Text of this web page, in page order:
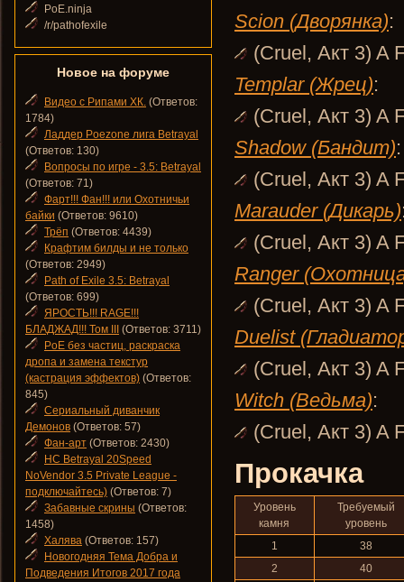
Scion (Дворянка):
(Cruel, Акт 3) A
Templar (Жрец):
(Cruel, Акт 3) A
Shadow (Бандит):
(Cruel, Акт 3) A
Marauder (Дикарь)
(Cruel, Акт 3) A
Ranger
(Cruel, Акт 3) A
Duelist
(Cruel, Акт 3) A
Witch (Ведьма):
(Cruel, Акт 3) A
Прокачка
Уровень
камня
Требуемый
уровень
1
38
2
40
PoE.ninja
/r/pathofexile
Новое на форуме
Видео с Рипами ХК. (Ответов:
1784)
Ладдер Poezone лига Betrayal
(Ответов: 130)
Вопросы по игре - 3.5: Betrayal
(Ответов: 71)
Фарт!!! Фан!!! или Охотничьи
байки (Ответов: 9610)
Трёп (Ответов: 4439)
Крафтим билды и не только
(Ответов: 2949)
Path of Exile 3.5: Betrayal
(Ответов: 699)
ЯРОСТЬ!!! RAGE!!!
БЛАДЖАД!!! Том III
(Ответов: 3711)
PoE без частиц, раскраска
дропа и замена текстур
(кастрация эффектов) (Ответов:
845)
Сериальный диванчик
Демонов (Ответов: 57)
Фан-арт (Ответов: 2430)
HC Betrayal 20Speed
NoVendor 3.5 Private League -
подключайтесь) (Ответов: 7)
Забавные скрины (Ответов:
1458)
Халява (Ответов: 157)
Новогодняя Тема Добра и
Подведения Итогов 2017 года